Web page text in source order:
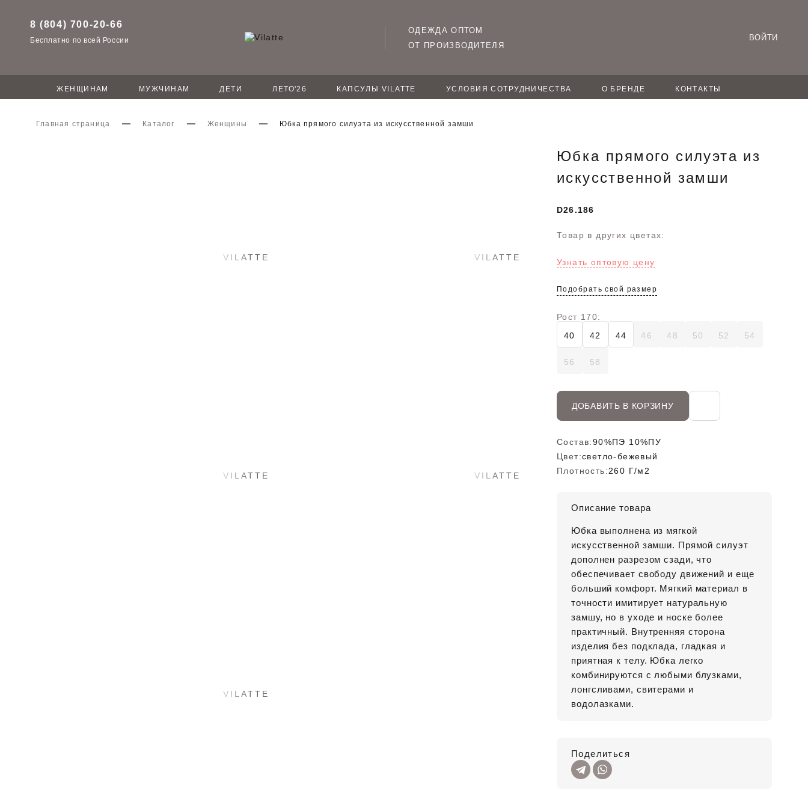
8 (804) 700-20-66
Бесплатно по всей России
ОДЕЖДА ОПТОМ
ОТ ПРОИЗВОДИТЕЛЯ
ВОЙТИ
ЖЕНЩИНАМ МУЖЧИНАМ ДЕТИ ЛЕТО'26 КАПСУЛЫ VILATTE УСЛОВИЯ СОТРУДНИЧЕСТВА О БРЕНДЕ КОНТАКТЫ
Главная страница Каталог Женщины Юбка прямого силуэта из искусственной замши
Юбка прямого силуэта из
искусственной замши
D26.186
Товар в других цветах:
Узнать оптовую цену
Подобрать свой размер
Рост 170:
40
42 44 46 48 50 52 54
56 58
ДОБАВИТЬ В КОРЗИНУ
Состав:90%ПЭ 10%ПУ
Цвет:светло-бежевый
Плотность:260 Г/м2
Описание товара
Юбка выполнена из мягкой
искусственной замши. Прямой силуэт
дополнен разрезом сзади, что
обеспечивает свободу движений и еще
больший комфорт. Мягкий материал в
точности имитирует натуральную
замшу, но в уходе и носке более
практичный. Внутренняя сторона
изделия без подклада, гладкая и
приятная к телу. Юбка легко
комбинируются с любыми блузками,
лонгсливами, свитерами и
водолазками.
Поделиться